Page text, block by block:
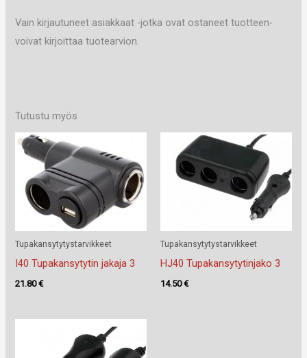
Vain kirjautuneet asiakkaat -jotka ovat ostaneet tuotteen-
voivat kirjoittaa tuotearvion.
Tutustu myös
Tupakansytytystarvikkeet
I40 Tupakansytytin jakaja 3
21.80€
Tupakansytytystarvikkeet
HJ40 Tupakansytytinjako 3
14.50€